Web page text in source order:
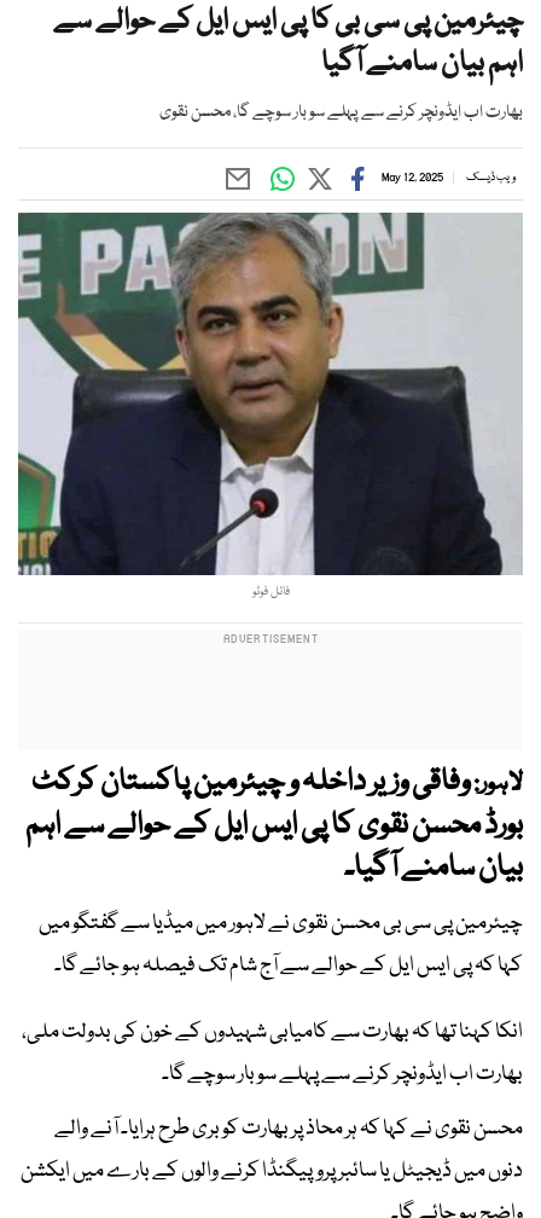
چیئرمین پی سی بی کا پی ایس ایل کے حوالے سے
اہم بیان سامنے آگیا
بھارت اب ایڈونچر کرنے سے پہلے سو بار سوچے گا، محسن نقوی
ویب ڈیسک May 12, 2025
فائل فوٹو
لاہور:وفاقی وزیر داخلہ و چیئرمین پاکستان کرکٹ
بورڈ محسن نقوی کا پی ایس ایل کے حوالے سے اہم
بیان سامنے آگیا۔
چیئرمین پی سی بی محسن نقوی نے لاہور میں میڈیا سے گفتگو میں
کہا کہ پی ایس ایل کے حوالے سے آج شام تک فیصلہ ہو جائے گا۔
انکا کہنا تھا کہ بھارت سے کامیابی شہیدوں کے خون کی بدولت ملی،
بھارت اب ایڈونچر کرنے سے پہلے سو بار سوچے گا۔
محسن نقوی نے کہا کہ ہر محاذ پر بھارت کو بری طرح ہرایا۔ آنے والے
دنوں میں ڈیجیٹل یا سائبر پروپیگنڈا کرنے والوں کے بارے میں ایکشن